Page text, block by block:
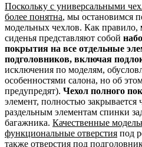
Поскольку с универсальными
более понятна, мы остановимся
модельных чехлов. Как правило,
сиденья представляют собой
покрытия на все отдельные
подголовников, включая
исключения по моделям,
особенностями салона, но об
предупредят). Чехол полного
элемент, полностью закрывается
раздельным элементам спинки
багажника. Качественные
функциональные отверстия под
также отверстия под